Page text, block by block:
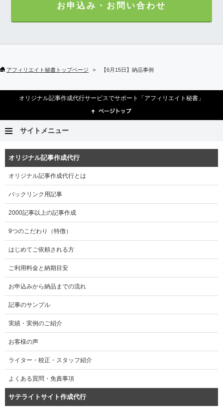
お申込み・お問い合わせ
アフィリエイト秘書トップページ 【6月15日】納品事例
オリジナル記事作成代行サービスでサポート「アフィリエイト秘書」
サイトメニュー
オリジナル記事作成代行
オリジナル記事作成代行とは
バックリンク用記事
2000記事以上の記事作成
9つのこだわり（特徴）
はじめてご依頼される方
ご利用料金と納期目安
お申込みから納品までの流れ
記事のサンプル
実績・実例のご紹介
お客様の声
ライター・校正・スタッフ紹介
よくある質問・免責事項
サテライトサイト作成代行